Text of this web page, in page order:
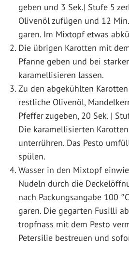
geben und 3 Sek.| Stufe 5
Olivenöl zufügen und 12
garen. Im Mixtopf etwas
Die übrigen Karotten mit
Pfanne geben und bei
karamellisieren lassen.
Zu den abgekühlten
restliche Olivenöl,
Pfeffer zugeben, 20 Sek. |
Die karamellisierten
unterrühren. Das Pesto
spülen.
Wasser in den Mixtopf
Nudeln durch die
nach Packungsangabe 100
garen. Die gegarten Fusilli
tropfnass mit dem Pesto
Petersilie bestreuen und